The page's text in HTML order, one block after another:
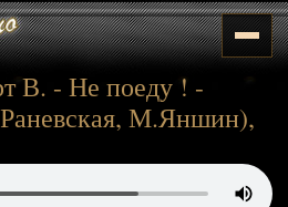
В. - Не поеду ! -
М.Яншин),